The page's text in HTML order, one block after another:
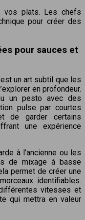
vos plats. Les chefs
pour créer des
pour sauces et
un art subtil que les
en profondeur.
un pesto avec des
pulse par courtes
de garder certains
une expérience
à l’ancienne ou les
de mixage à basse
permet de créer une
identifiables.
vitesses et
qui mettra en valeur